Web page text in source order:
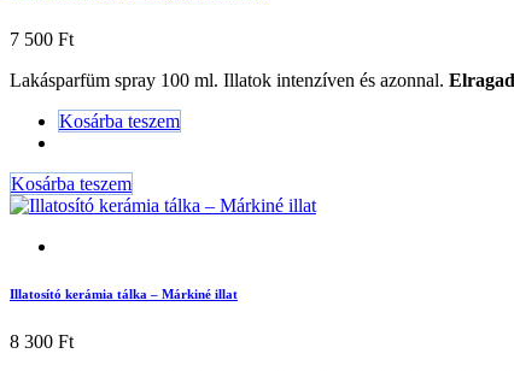
7 500 Ft
Lakásparfüm spray 100 ml. Illatok intenzíven és azonnal.
Kosárba teszem
Kosárba teszem
Illatosító kerámia tálka – Márkiné illat
8 300 Ft